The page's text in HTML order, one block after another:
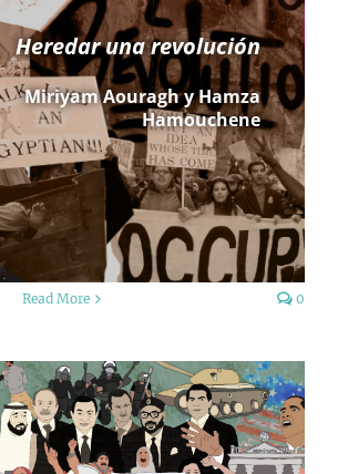
Heredar una revolución
Miriyam Aouragh y Hamza
Hamouchene
Read More 0